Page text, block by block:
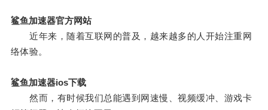
鲨鱼加速器官方网站
近年来，随着互联网的普及，越来越多的人开始注重网
络体验。
鲨鱼加速器ios下载
然而，有时候我们总能遇到网速慢、视频缓冲、游戏卡